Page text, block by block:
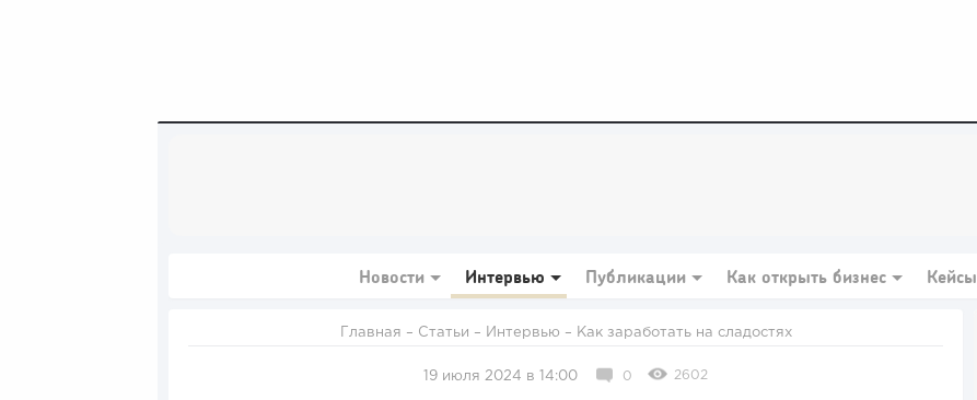
Новости Интервью Публикации Как открыть бизнес Кейсы
Главная – Статьи – Интервью – Как заработать на сладостях
19 июля 2024 в 14:00 0 2602